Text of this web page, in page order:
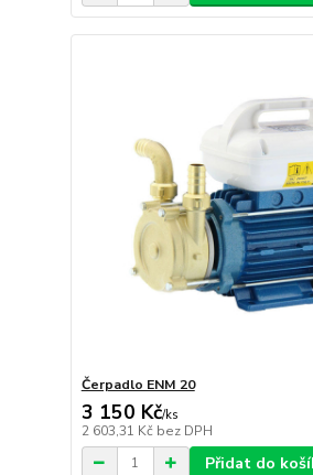
Čerpadlo ENM 20
3 150 Kč/ks
2 603,31 Kč bez DPH
Přidat do